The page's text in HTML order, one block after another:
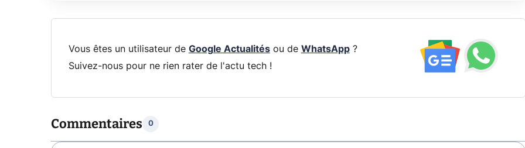
Vous êtes un utilisateur de Google Actualitésou de WhatsApp?
Suivez-nous pour ne rien rater de l'actu tech !
Commentaires 0